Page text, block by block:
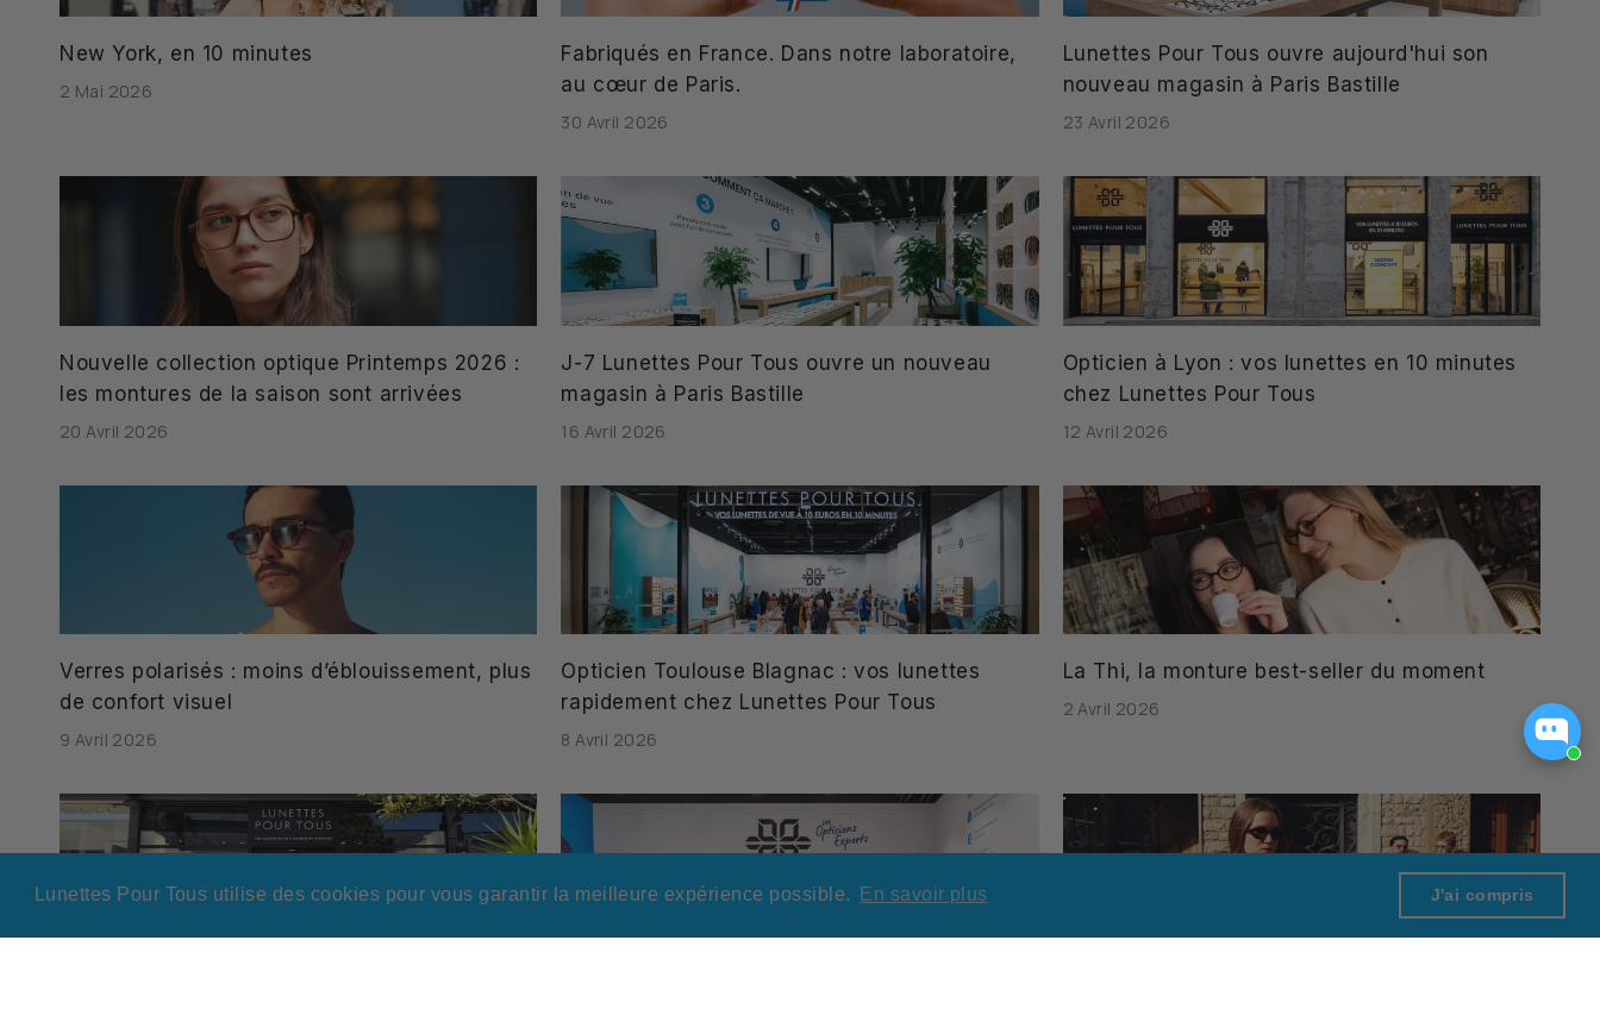
Lunettes Pour Tous utilise des cookies pour vous garantir la meilleure expérience possible. En savoir plus J'ai compris
New York, en 10 minutes
2 Mai 2026
Fabriqués en France. Dans notre laboratoire,
au cœur de Paris.
30 Avril 2026
Lunettes Pour Tous ouvre aujourd'hui son
nouveau magasin à Paris Bastille
23 Avril 2026
Nouvelle collection optique Printemps 2026 :
les montures de la saison sont arrivées
20 Avril 2026
J-7 Lunettes Pour Tous ouvre un nouveau
magasin à Paris Bastille
16 Avril 2026
Opticien à Lyon : vos lunettes en 10 minutes
chez Lunettes Pour Tous
12 Avril 2026
Verres polarisés : moins d’éblouissement, plus
de confort visuel
9 Avril 2026
Opticien Toulouse Blagnac : vos lunettes
rapidement chez Lunettes Pour Tous
8 Avril 2026
La Thi, la monture best-seller du moment
2 Avril 2026